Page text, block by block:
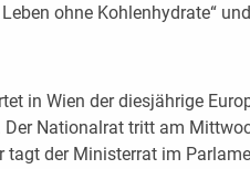
ohne Kohlenhydrate“
in Wien der diesjährige
Der Nationalrat tritt am
tagt der Ministerrat im